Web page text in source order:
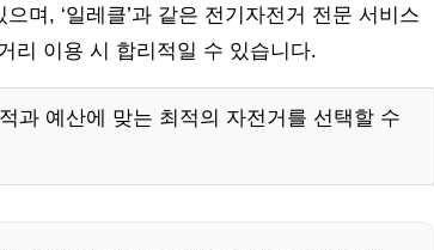
며, ‘일레클’과 같은 전기자전거 전문 서비스
리 이용 시 합리적일 수 있습니다.
과 예산에 맞는 최적의 자전거를 선택할 수